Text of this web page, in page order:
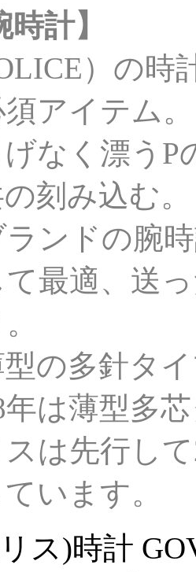
時計】
）の時
アイテム。
なく漂うP
刻み込む。
ンドの腕
最適、送
型の多針タ
年は薄型多
は先行し
います。
ス)時計